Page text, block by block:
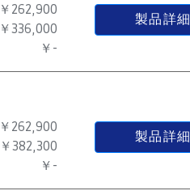
￥262,900
￥336,000
￥-
製品詳細
￥262,900
￥382,300
￥-
製品詳細